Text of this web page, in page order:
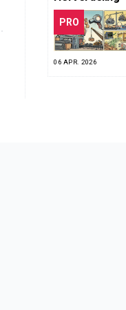
PRO
06 APR. 2026